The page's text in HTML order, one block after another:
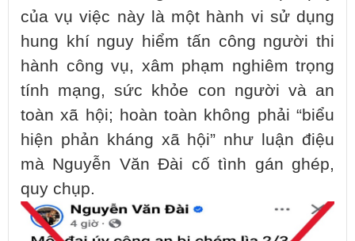
của vụ việc này là một hành vi sử dụng
hung khí nguy hiểm tấn công người thi
hành công vụ, xâm phạm nghiêm trọng
tính mạng, sức khỏe con người và an
toàn xã hội; hoàn toàn không phải “biểu
hiện phản kháng xã hội” như luận điệu
mà Nguyễn Văn Đài cố tình gán ghép,
quy chụp.